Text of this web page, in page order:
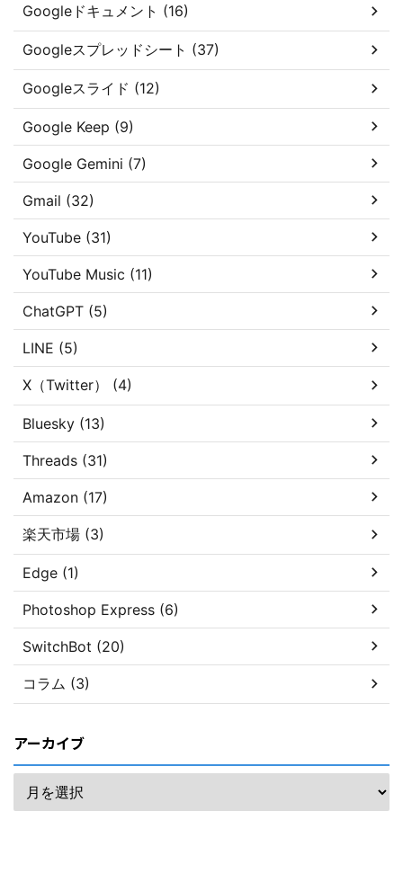
Googleドキュメント (16)
Googleスプレッドシート (37)
Googleスライド (12)
Google Keep (9)
Google Gemini (7)
Gmail (32)
YouTube (31)
YouTube Music (11)
ChatGPT (5)
LINE (5)
X（Twitter） (4)
Bluesky (13)
Threads (31)
Amazon (17)
楽天市場 (3)
Edge (1)
Photoshop Express (6)
SwitchBot (20)
コラム (3)
アーカイブ